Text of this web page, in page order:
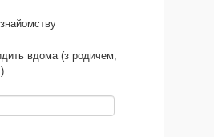
вдома (з родичем,